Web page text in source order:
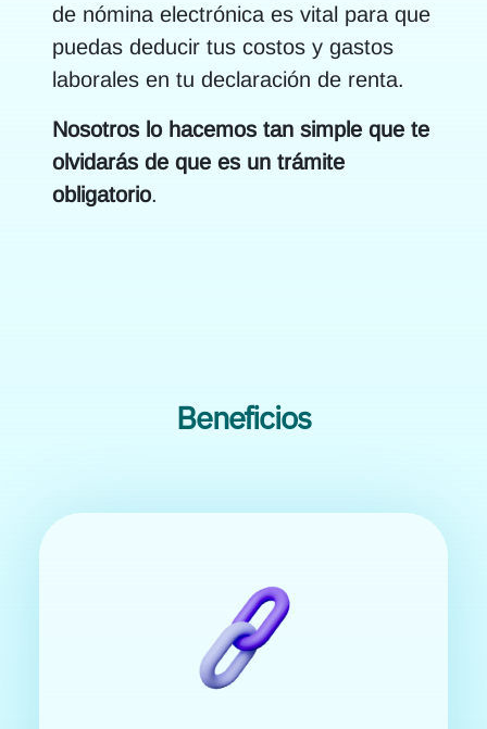
de nómina electrónica es vital para que
puedas deducir tus costos y gastos
laborales en tu declaración de renta.
Nosotros lo hacemos tan simple que te
olvidarás de que es un trámite
obligatorio.
Beneficios